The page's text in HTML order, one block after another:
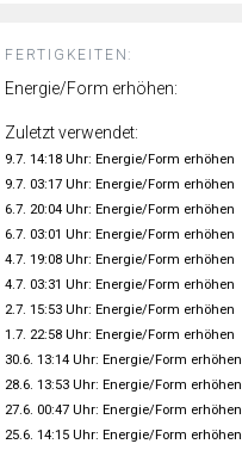
FERTIGKEITEN:
Energie/Form erhöhen:
Zuletzt verwendet:
9.7. 14:18 Uhr: Energie/Form erhöhen
9.7. 03:17 Uhr: Energie/Form erhöhen
6.7. 20:04 Uhr: Energie/Form erhöhen
6.7. 03:01 Uhr: Energie/Form erhöhen
4.7. 19:08 Uhr: Energie/Form erhöhen
4.7. 03:31 Uhr: Energie/Form erhöhen
2.7. 15:53 Uhr: Energie/Form erhöhen
1.7. 22:58 Uhr: Energie/Form erhöhen
30.6. 13:14 Uhr: Energie/Form erhöhen
28.6. 13:53 Uhr: Energie/Form erhöhen
27.6. 00:47 Uhr: Energie/Form erhöhen
25.6. 14:15 Uhr: Energie/Form erhöhen